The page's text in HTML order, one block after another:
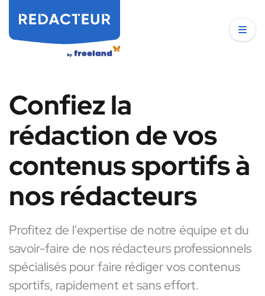
Confiez la
rédaction de vos
contenus sportifs à
nos rédacteurs
Profitez de l'expertise de notre équipe et du
savoir-faire de nos rédacteurs professionnels
spécialisés pour faire rédiger vos contenus
sportifs, rapidement et sans effort.